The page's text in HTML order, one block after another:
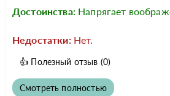
Достоинства: Напрягает
Недостатки: Нет.
👍 Полезный отзыв (0)
Смотреть полностью